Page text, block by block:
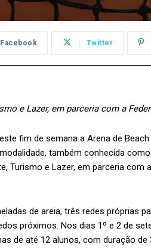
Facebook Twitter
e Lazer, em parceria com a
fim de semana a Arena de
também conhecida
Turismo e Lazer, em parceria com
de areia, três redes próprias
próximos. Nos dias 1º e 2 de
de até 12 alunos, com duração de